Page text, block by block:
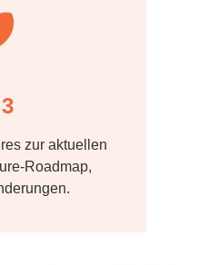
zur aktuellen
Roadmap,